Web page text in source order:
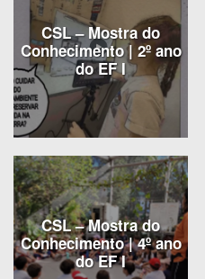
CSL – Mostra do
Conhecimento | 2º ano
do EF I
CSL – Mostra do
Conhecimento | 4º ano
do EF I